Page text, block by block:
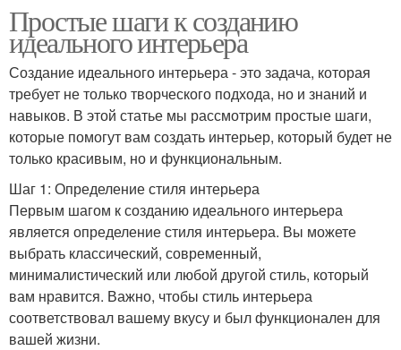
Простые шаги к созданию
идеального интерьера
Создание идеального интерьера - это задача, которая
требует не только творческого подхода, но и знаний и
навыков. В этой статье мы рассмотрим простые шаги,
которые помогут вам создать интерьер, который будет не
только красивым, но и функциональным.
Шаг 1: Определение стиля интерьера
Первым шагом к созданию идеального интерьера
является определение стиля интерьера. Вы можете
выбрать классический, современный,
минималистический или любой другой стиль, который
вам нравится. Важно, чтобы стиль интерьера
соответствовал вашему вкусу и был функционален для
вашей жизни.